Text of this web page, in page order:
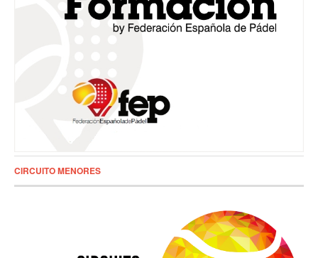
CIRCUITO MENORES